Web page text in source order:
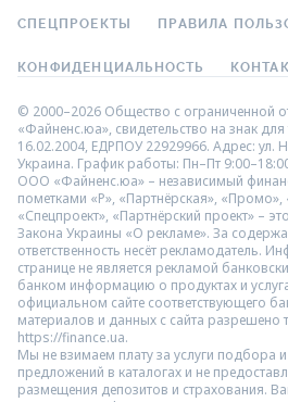
СПЕЦПРОЕКТЫ ПРАВИЛА
КОНФИДЕНЦИАЛЬНОСТЬ
© 2000–2026 Общество с ограниченной
«Файненс.юа», свидетельство на знак
16.02.2004, ЕДРПОУ 22929966. Адрес: ул.
Украина. График работы: Пн–Пт
ООО «Файненс.юа» – независимый
пометками «Р», «Партнёрская», «Промо»,
«Спецпроект», «Партнёрский проект» –
Закона Украины «О рекламе». За
ответственность несёт рекламодатель.
странице не является рекламой
банком информацию о продуктах и
официальном сайте соответствующего
материалов и данных с сайта разрешено
https://finance.ua.
Мы не взимаем плату за услуги подбора
предложений в каталогах и не
размещения депозитов и страхования.